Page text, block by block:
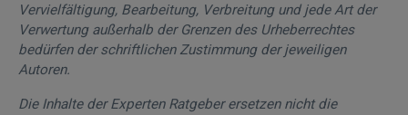
Vervielfältigung, Bearbeitung, Verbreitung und jede Art der
Verwertung außerhalb der Grenzen des Urheberrechtes
bedürfen der schriftlichen Zustimmung der jeweiligen
Autoren.
Die Inhalte der Experten Ratgeber ersetzen nicht die